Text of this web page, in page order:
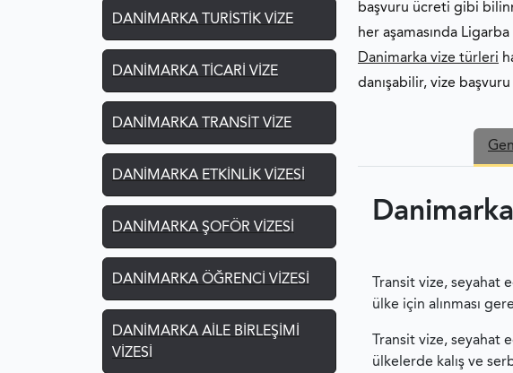
DANIMARKA TURISTIK VIZE
DANIMARKA TICARI VIZE
DANIMARKA TRANSIT VIZE
DANIMARKA ETKINLIK VIZESI
DANIMARKA ŞOFÖR VIZESI
DANIMARKA ÖĞRENCI VIZESI
DANIMARKA AILE BIRLEŞIMI
VIZESI
başvuru ücreti gibi
her aşamasında
Danimarka vize türleri
danışabilir, vize
Transit vize, seyahat
ülke için alınması
Transit vize,
ülkelerde kalış ve